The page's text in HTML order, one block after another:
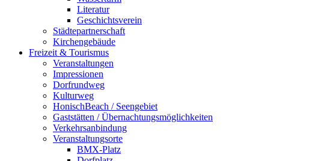
Literatur
Geschichtsverein
Städtepartnerschaft
Kirchengebäude
Freizeit & Tourismus
Veranstaltungen
Impressionen
Dorfrundweg
Kulturweg
HonischBeach / Seengebiet
Gaststätten / Übernachtungsmöglichkeiten
Verkehrsanbindung
Veranstaltungsorte
BMX-Platz